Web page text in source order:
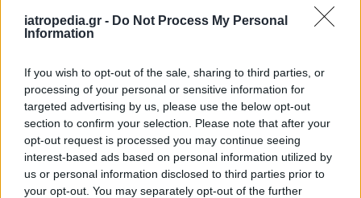
iatropedia.gr - Do Not Process My Personal
Information
If you wish to opt-out of the sale, sharing to third parties, or
processing of your personal or sensitive information for
targeted advertising by us, please use the below opt-out
section to confirm your selection. Please note that after your
opt-out request is processed you may continue seeing
interest-based ads based on personal information utilized by
us or personal information disclosed to third parties prior to
your opt-out. You may separately opt-out of the further
ηλικιωμένους για τα άτομα άνω των 75 ετών. Γι’
αυτό, τόνισαν ότι τα εν λόγω φάρμακα πρέπει να
για όσο γίνεται μικρότερο χρονικό διάστημα.
Για τους νεαρούς ασθενείς που παίρνουν αυτά
τα φάρμακα για κάποιο περιστασιακό πρόβλημα,
π.χ. λόγω τραυματισμού σε ένα άθλημα, δεν
υπάρχει λόγος ανησυχίας, σύμφωνα με τους
επιστήμονες.